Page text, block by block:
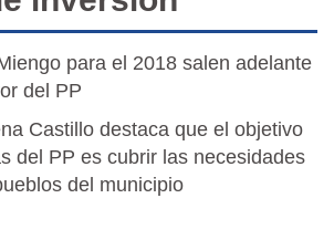
para el 2018 salen adelante
del PP
Castillo destaca que el objetivo
del PP es cubrir las necesidades
del municipio